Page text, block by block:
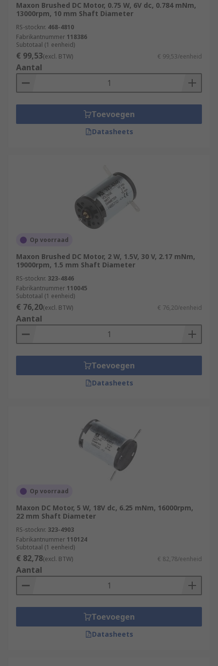
Maxon Brushed DC Motor, 0.75 W, 6V dc, 0.784 mNm,
13000rpm, 10 mm Shaft Diameter
RS-stocknr. 468-4810
Fabrikantnummer 118386
Subtotaal (1 eenheid)
€ 99,53(excl. BTW) € 99,53/eenheid
Aantal
Toevoegen
Datasheets
Op voorraad
Maxon Brushed DC Motor, 2 W, 1.5V, 30 V, 2.17 mNm,
19000rpm, 1.5 mm Shaft Diameter
RS-stocknr. 323-4846
Fabrikantnummer 110045
Subtotaal (1 eenheid)
€ 76,20(excl. BTW) € 76,20/eenheid
Aantal
Toevoegen
Datasheets
Op voorraad
Maxon DC Motor, 5 W, 18V dc, 6.25 mNm, 16000rpm,
22 mm Shaft Diameter
RS-stocknr. 323-4903
Fabrikantnummer 110124
Subtotaal (1 eenheid)
€ 82,78(excl. BTW) € 82,78/eenheid
Aantal
Toevoegen
Datasheets